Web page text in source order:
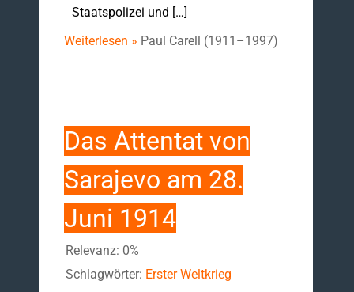
Staatspolizei und […]
Weiterlesen » Paul Carell (1911–1997)
Das Attentat von
Sarajevo am 28.
Juni 1914
Relevanz: 0%
Schlagwörter: Erster Weltkrieg